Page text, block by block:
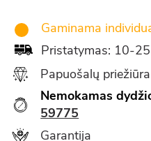
Gaminama
Pristatymas: 10-
Papuošalų priežiūra
Nemokamas
59775
Garantija